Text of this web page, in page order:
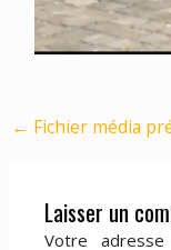
← Fichier média
Laisser un
Votre